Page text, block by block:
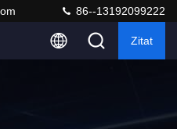
86--13192099222
Zitat